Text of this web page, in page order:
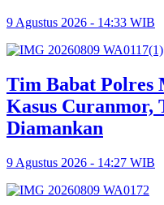
9 Agustus 2026 - 14:33 WIB
Tim Babat Polres
Kasus Curanmor,
Diamankan
9 Agustus 2026 - 14:27 WIB